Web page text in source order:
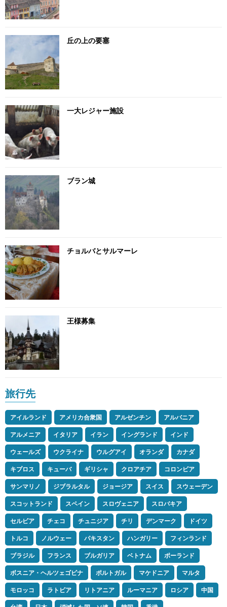
丘の上の要塞
一大レジャー施設
ブラン城
チョルバとサルマーレ
王様募集
旅行先
アイルランド アメリカ合衆国 アルゼンチン
アルバニア
アルメニア
イタリア イラン イングランド
インド
ウェールズ
ウクライナ ウルグアイ オランダ
カナダ
キプロス
キューバ ギリシャ クロアチア
コロンビア
サンマリノ
ジブラルタル ジョージア スイス
スウェーデン
スコットランド
スペイン スロヴェニア
スロバキア
セルビア
チェコ チュニジア チリ デンマーク
ドイツ
トルコ
ノルウェー パキスタン ハンガリー
フィンランド
ブラジル
フランス ブルガリア ベトナム
ポーランド
ボスニア・ヘルツェゴビナ
ポルトガル マケドニア
マルタ
モロッコ
ラトビア リトアニア ルーマニア ロシア
中国